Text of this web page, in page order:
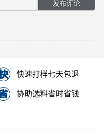
快速打样七天包退
协助选料省时省钱